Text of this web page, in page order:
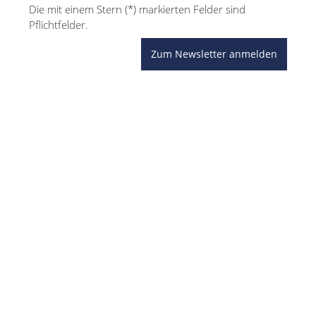
Die mit einem Stern (*) markierten Felder sind
Pflichtfelder.
Zum Newsletter anmelden